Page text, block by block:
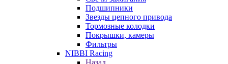
Подшипники
Звезды цепного привода
Тормозные колодки
Покрышки, камеры
Фильтры
NIBBI Racing
Назад